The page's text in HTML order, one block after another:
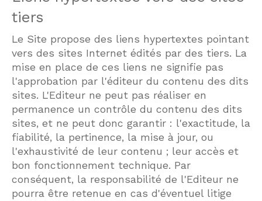
tiers
Le Site propose des liens hypertextes pointant
vers des sites Internet édités par des tiers. La
mise en place de ces liens ne signifie pas
l'approbation par l'éditeur du contenu des dits
sites. L'Editeur ne peut pas réaliser en
permanence un contrôle du contenu des dits
sites, et ne peut donc garantir : l'exactitude, la
fiabilité, la pertinence, la mise à jour, ou
l'exhaustivité de leur contenu ; leur accès et
bon fonctionnement technique. Par
conséquent, la responsabilité de l'Editeur ne
pourra être retenue en cas d'éventuel litige